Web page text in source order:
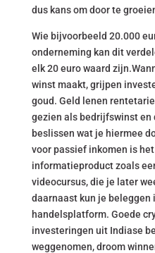
dus kans om door te
Wie bijvoorbeeld 20.000
onderneming kan dit
elk 20 euro waard
winst maakt, grijpen
goud. Geld lenen
gezien als bedrijfswinst en
beslissen wat je hiermee
voor passief inkomen is
informatieproduct zoals
videocursus, die je later
daarnaast kun je beleggen
handelsplatform. Goede
investeringen uit Indiase
weggenomen, droom